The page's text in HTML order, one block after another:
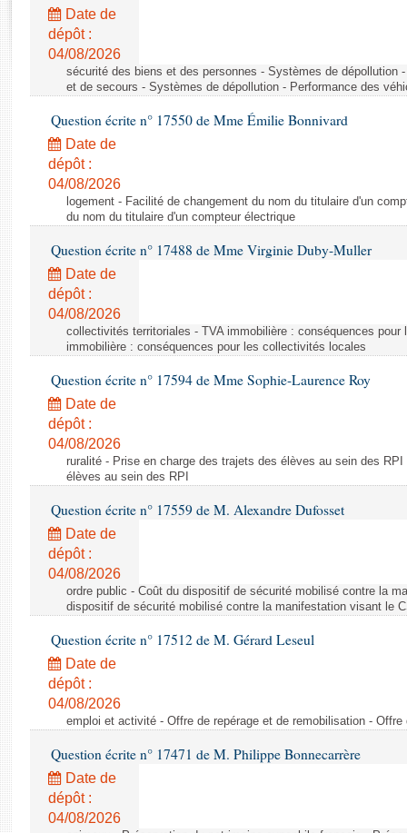
Rapports législatifs
Rapports sur l'application des lois
Baromètre de l’application des lois
Dossiers législatifs
Budget et sécurité sociale
Questions écrites et orales
Comptes rendus des débats
Date de
dépôt :
04/08/2026
sécurité des biens et des personnes - Systèmes de dépollution
et de secours - Systèmes de dépollution - Performance des
Question écrite n° 17550 de Mme Émilie Bonnivard
Date de
dépôt :
04/08/2026
logement - Facilité de changement du nom du titulaire d'un
du nom du titulaire d'un compteur électrique
Question écrite n° 17488 de Mme Virginie Duby-Muller
Date de
dépôt :
04/08/2026
collectivités territoriales - TVA immobilière : conséquences
immobilière : conséquences pour les collectivités locales
Question écrite n° 17594 de Mme Sophie-Laurence Roy
Date de
dépôt :
04/08/2026
ruralité - Prise en charge des trajets des élèves au sein des
élèves au sein des RPI
Question écrite n° 17559 de M. Alexandre Dufosset
Date de
dépôt :
04/08/2026
ordre public - Coût du dispositif de sécurité mobilisé contre la
dispositif de sécurité mobilisé contre la manifestation visant le
Question écrite n° 17512 de M. Gérard Leseul
Date de
dépôt :
04/08/2026
emploi et activité - Offre de repérage et de remobilisation -
Question écrite n° 17471 de M. Philippe Bonnecarrère
Date de
dépôt :
04/08/2026